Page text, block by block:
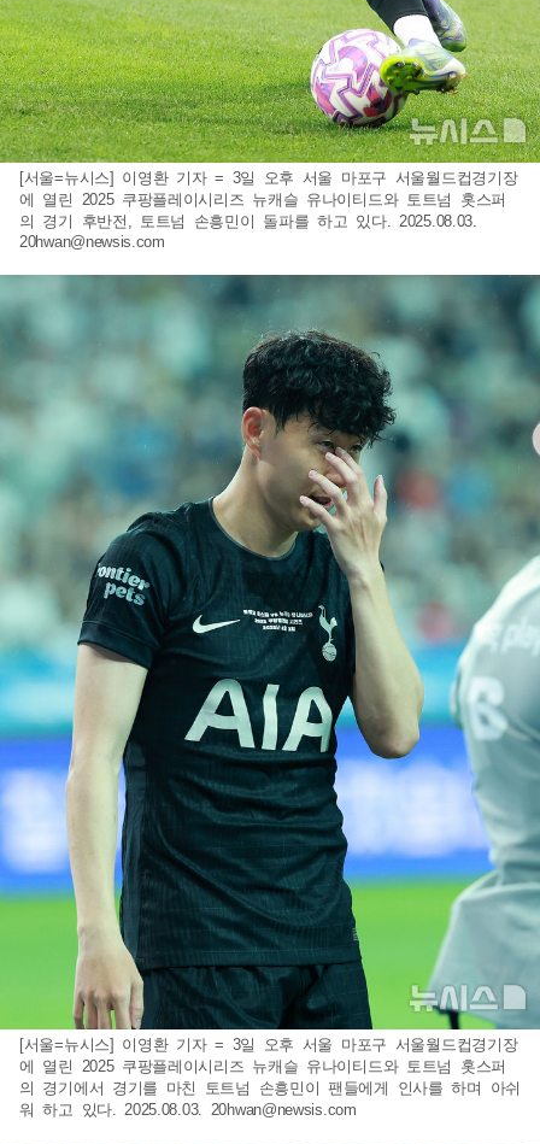
[서울=뉴시스] 이영환 기자 = 3일 오후 서울 마포구 서울월드컵경기장
에 열린 2025 쿠팡플레이시리즈 뉴캐슬 유나이티드와 토트넘 홋스퍼
의 경기 후반전, 토트넘 손흥민이 돌파를 하고 있다. 2025.08.03.
20hwan@newsis.com
[서울=뉴시스] 이영환 기자 = 3일 오후 서울 마포구 서울월드컵경기장
에 열린 2025 쿠팡플레이시리즈 뉴캐슬 유나이티드와 토트넘 홋스퍼
의 경기에서 경기를 마친 토트넘 손흥민이 팬들에게 인사를 하며 아쉬
워 하고 있다. 2025.08.03. 20hwan@newsis.com